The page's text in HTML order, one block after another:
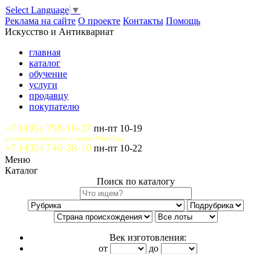
Select Language ▼
Реклама на сайте О проекте Контакты Помощь
Искусство и Антиквариат
главная
каталог
обучение
услуги
продавцу
покупателю
+7 (495) 798-10-27 пн-пт 10-19
доступны сообщения и звонки WhatsApp
+7 (495) 740-38-10 пн-пт 10-22
Меню
Каталог
Поиск по каталогу
Век изготовления:
от
до